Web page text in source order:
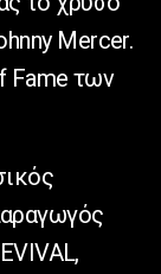
Mercer.
Fame των